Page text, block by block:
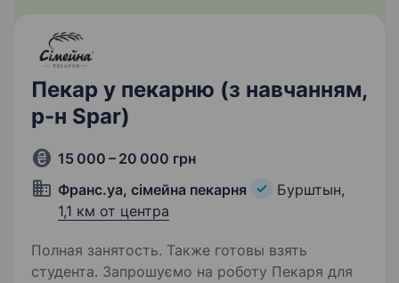
Пекар у пекарню (з навчанням,
р-н Spar)
15 000 – 20 000 грн
Франс.уа, сімейна пекарня
Бурштын,
1,1 км от центра
Полная занятость. Также готовы взять
студента. Запрошуємо на роботу Пекаря для